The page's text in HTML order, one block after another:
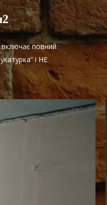
включає повний
і НЕ